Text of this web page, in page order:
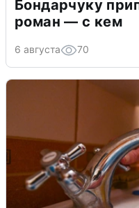
Бондарчуку
роман — с кем
6 августа 70